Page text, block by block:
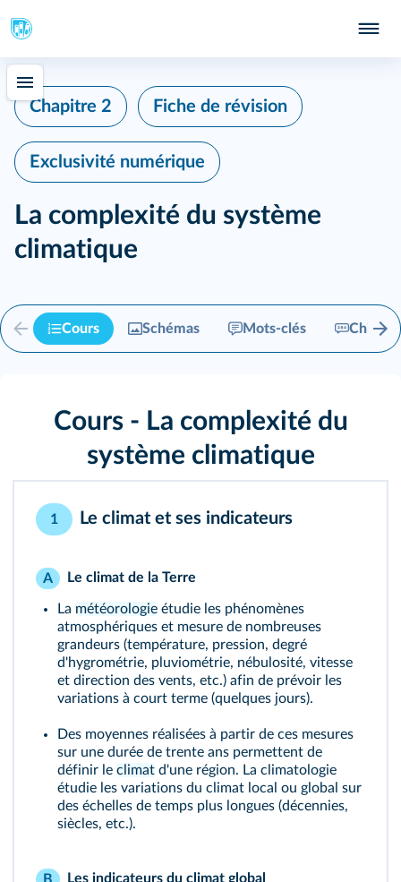
Chapitre 2 Fiche de révision
Exclusivité numérique
La complexité du système
climatique
Cours Schémas Mots-clés
Cours - La complexité du
système climatique
1 Le climat et ses indicateurs
A Le climat de la Terre
La météorologie étudie les phénomènes
atmosphériques et mesure de nombreuses
grandeurs (température, pression, degré
d'hygrométrie, pluviométrie, nébulosité, vitesse
et direction des vents, etc.) afin de prévoir les
variations à court terme (quelques jours).
Des moyennes réalisées à partir de ces mesures
sur une durée de trente ans permettent de
définir le climat d'une région. La climatologie
étudie les variations du climat local ou global sur
des échelles de temps plus longues (décennies,
siècles, etc.).
Les indicateurs du climat global